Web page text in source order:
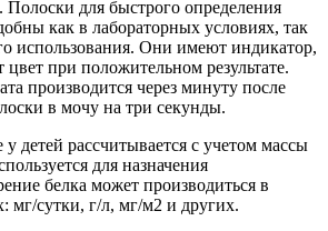
Полоски для быстрого определения
как в лабораторных условиях, так
использования. Они имеют индикатор,
цвет при положительном результате.
производится через минуту после
в мочу на три секунды.
детей рассчитывается с учетом массы
для назначения
белка может производиться в
мг/сутки, г/л, мг/м2 и других.